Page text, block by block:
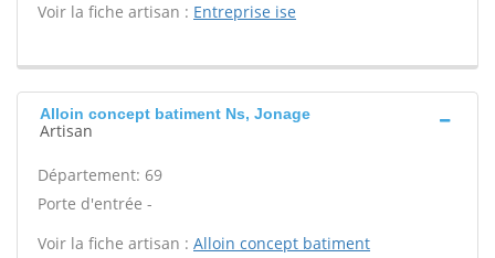
Voir la fiche artisan : Entreprise ise
Alloin concept batiment Ns, Jonage
Artisan
Département: 69
Porte d'entrée -
Voir la fiche artisan : Alloin concept batiment